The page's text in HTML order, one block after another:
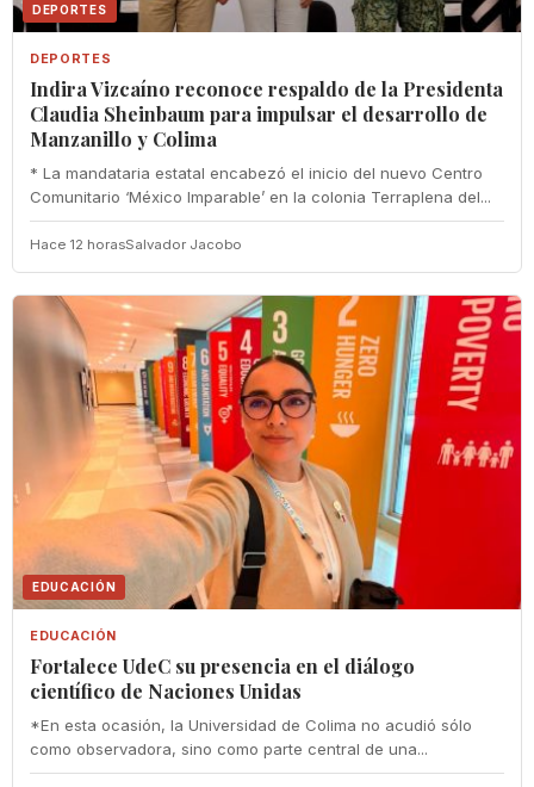
DEPORTES
DEPORTES
Indira Vizcaíno reconoce respaldo de la Presidenta
Claudia Sheinbaum para impulsar el desarrollo de
Manzanillo y Colima
* La mandataria estatal encabezó el inicio del nuevo Centro
Comunitario ‘México Imparable’ en la colonia Terraplena del...
Hace 12 horasSalvador Jacobo
EDUCACIÓN
EDUCACIÓN
Fortalece UdeC su presencia en el diálogo
científico de Naciones Unidas
*En esta ocasión, la Universidad de Colima no acudió sólo
como observadora, sino como parte central de una...